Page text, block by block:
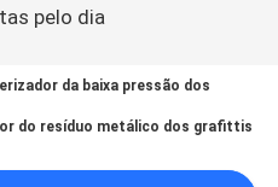
pelo dia
da baixa pressão dos
do resíduo metálico dos grafittis